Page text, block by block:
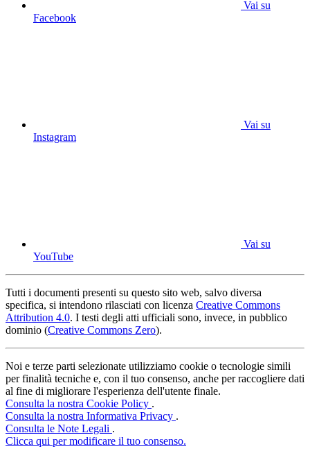
Vai su
Facebook
Vai su
Instagram
Vai su
YouTube
Tutti i documenti presenti su questo sito web, salvo diversa
specifica, si intendono rilasciati con licenza Creative Commons
Attribution 4.0. I testi degli atti ufficiali sono, invece, in pubblico
dominio (Creative Commons Zero).
Noi e terze parti selezionate utilizziamo cookie o tecnologie simili
per finalità tecniche e, con il tuo consenso, anche per raccogliere dati
al fine di migliorare l'esperienza dell'utente finale.
Consulta la nostra Cookie Policy .
Consulta la nostra Informativa Privacy .
Consulta le Note Legali .
Clicca qui per modificare il tuo consenso.